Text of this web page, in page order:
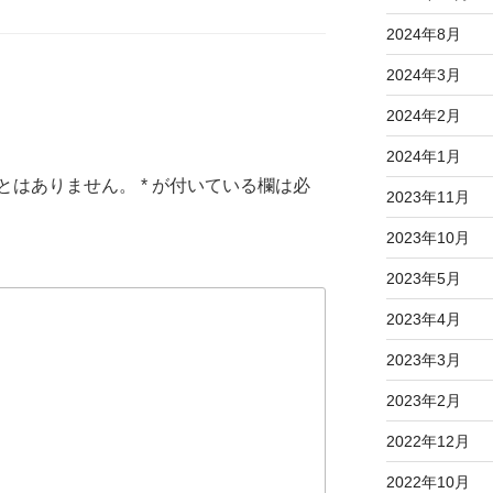
はありません。 * が付いている欄は必
2024年8月
2024年3月
2024年2月
2024年1月
2023年11月
2023年10月
2023年5月
2023年4月
2023年3月
2023年2月
2022年12月
2022年10月